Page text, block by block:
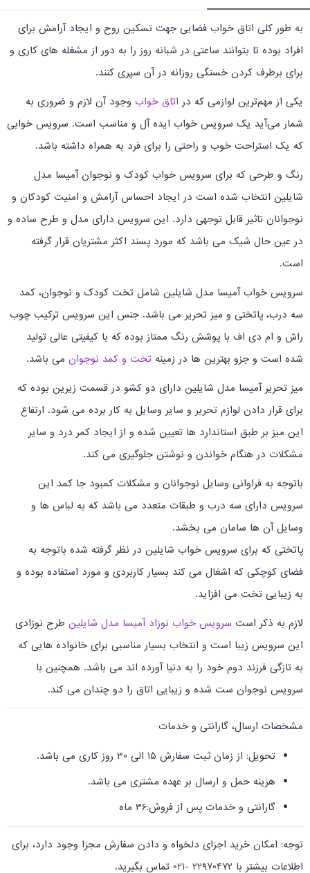
به طور کلی اتاق خواب فضایی جهت تسکین روح و ایجاد آرامش برای
افراد بوده تا بتوانند ساعتی در شبانه روز را به دور از مشغله های کاری و
برای برطرف کردن خستگی روزانه در آن سپری کنند.
یکی از مهم‌ترین لوازمی که در اتاق خواب وجود آن لازم و ضروری به
شمار می‌آید یک سرویس خواب ایده آل و مناسب است. سرویس خوابی
که یک استراحت خوب و راحتی را برای فرد به همراه داشته باشد.
رنگ و طرحی که برای سرویس خواب کودک و نوجوان آمیسا مدل
شایلین انتخاب شده است در ایجاد احساس آرامش و امنیت کودکان و
نوجوانان تاثیر قابل توجهی دارد. این سرویس دارای مدل و طرح ساده و
در عین حال شیک می باشد که مورد پسند اکثر مشتریان قرار گرفته
است.
سرویس خواب آمیسا مدل شایلین شامل تخت کودک و نوجوان، کمد
سه درب، پاتختی و میز تحریر می باشد. جنس این سرویس ترکیب چوب
راش و ام دی اف با پوشش رنگ ممتاز بوده که با کیفیتی عالی تولید
شده است و جزو بهترین ها در زمینه تخت و کمد نوجوان می باشد.
میز تحریر آمیسا مدل شایلین دارای دو کشو در قسمت زیرین بوده که
برای قرار دادن لوازم تحریر و سایر وسایل به کار برده می شود. ارتفاع
این میز بر طبق استاندارد ها تعیین شده و از ایجاد کمر درد و سایر
مشکلات در هنگام خواندن و نوشتن جلوگیری می کند.
باتوجه به فراوانی وسایل نوجوانان و مشکلات کمبود جا کمد این
سرویس دارای سه درب و طبقات متعدد می باشد که به لباس ها و
وسایل آن ها سامان می بخشد.
پاتختی که برای سرویس خواب شایلین در نظر گرفته شده باتوجه به
فضای کوچکی که اشغال می کند بسیار کاربردی و مورد استفاده بوده و
به زیبایی تخت می افزاید.
لازم به ذکر است سرویس خواب نوزاد آمیسا مدل شایلین طرح نوزادی
این سرویس زیبا است و انتخاب بسیار مناسبی برای خانواده هایی که
به تازگی فرزند دوم خود را به دنیا آورده اند می باشد. همچنین با
سرویس نوجوان ست شده و زیبایی اتاق را دو چندان می کند.
مشخصات ارسال، گارانتی و خدمات
تحویل: از زمان ثبت سفارش 15 الی 30 روز کاری می باشد.
هزینه حمل و ارسال بر عهده مشتری می باشد.
گارانتی و خدمات پس از فروش:36 ماه
توجه: امکان خرید اجزای دلخواه و دادن سفارش مجزا وجود دارد، برای
اطلاعات بیشتر با 22970472 -021 تماس بگیرید.